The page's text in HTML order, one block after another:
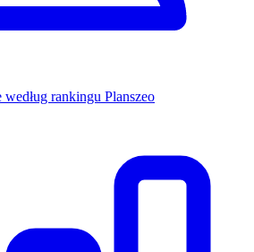
rankingu Planszeo